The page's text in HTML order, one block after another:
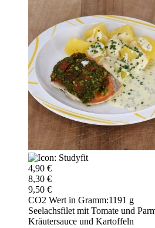
4,90 €
8,30 €
9,50 €
CO2 Wert in Gramm:1191 g
Seelachsfilet mit Tomate und
Kräutersauce und Kartoffeln